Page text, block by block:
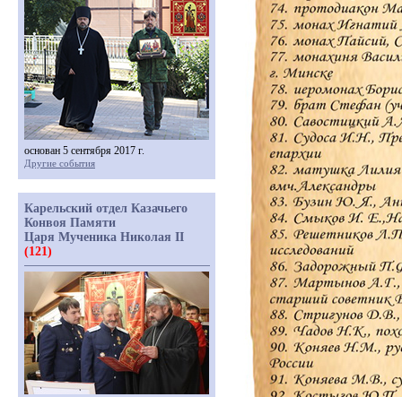
основан 5 сентября 2017 г.
Другие события
Карельский отдел Казачьего
Конвоя Памяти
Царя Мученика Николая II
(121)